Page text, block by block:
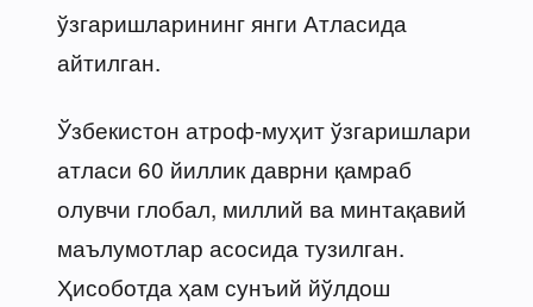
ўзгаришларининг янги Атласида
айтилган.
Ўзбекистон атроф-муҳит ўзгаришлари
атласи 60 йиллик даврни қамраб
олувчи глобал, миллий ва минтақавий
маълумотлар асосида тузилган.
Ҳисоботда ҳам сунъий йўлдош